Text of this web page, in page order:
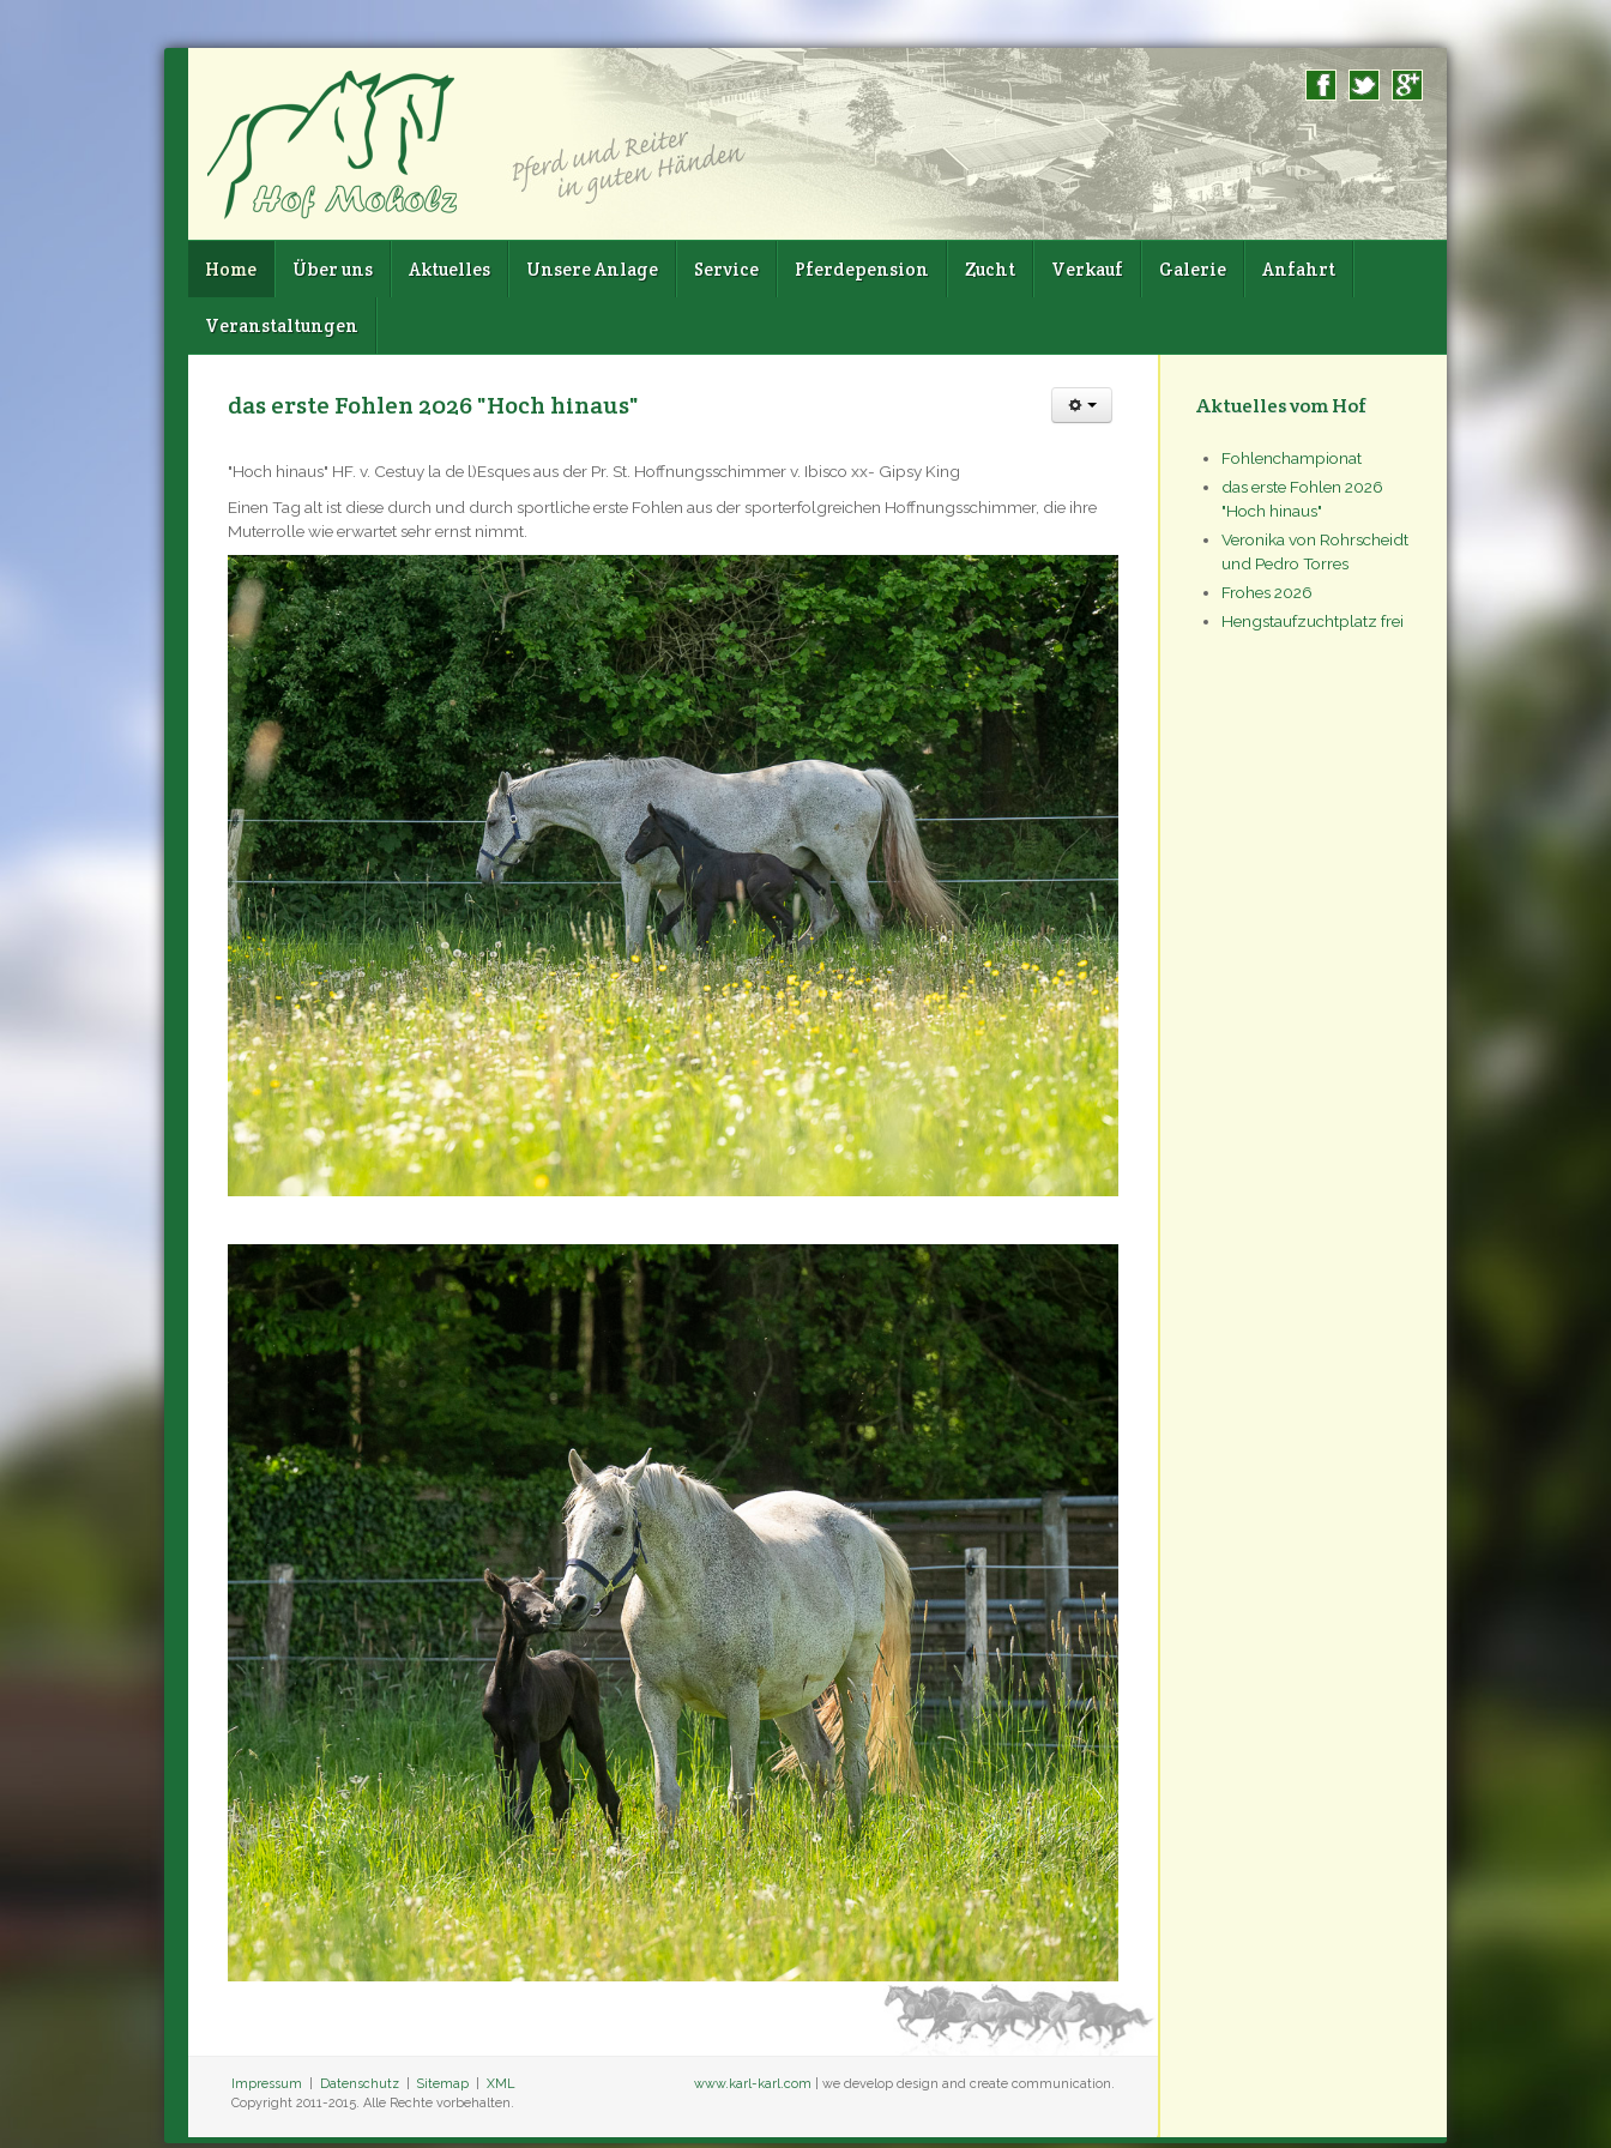
Home Über uns Aktuelles Unsere Anlage Service Pferdepension Zucht Verkauf Galerie Anfahrt
Veranstaltungen
das erste Fohlen 2026 "Hoch hinaus"
"Hoch hinaus" HF. v. Cestuy la de l)Esques aus der Pr. St. Hoffnungsschimmer v. Ibisco xx- Gipsy King
Einen Tag alt ist diese durch und durch sportliche erste Fohlen aus der sporterfolgreichen Hoffnungsschimmer, die ihre
Muterrolle wie erwartet sehr ernst nimmt.
Impressum Datenschutz |Sitemap |XML
Copyright 2011-2015. Alle Rechte vorbehalten.
www.karl-karl.com | we develop design and create communication.
Aktuelles vom Hof
Fohlenchampionat
das erste Fohlen 2026
"Hoch hinaus"
Veronika von Rohrscheidt
und Pedro Torres
Frohes 2026
Hengstaufzuchtplatz frei